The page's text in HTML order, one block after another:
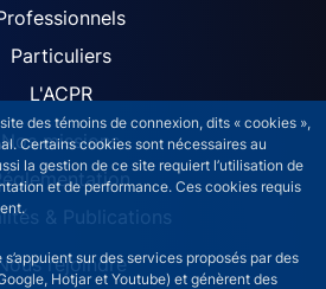
des témoins de connexion, dits « cookies »,
Certains cookies sont nécessaires au
la gestion de ce site requiert l’utilisation de
et de performance. Ces cookies requis
sur des services proposés par des
Hotjar et Youtube) et génèrent des
navigation
Particuliers
L'ACPR
Nos missions
& Publications
rejoindre